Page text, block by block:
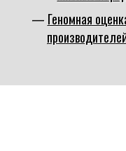
Геномная